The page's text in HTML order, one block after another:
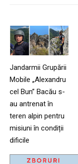
Jandarmii Grupării
Mobile „Alexandru
cel Bun” Bacău s-
au antrenat în
teren alpin pentru
misiuni în condiții
dificile